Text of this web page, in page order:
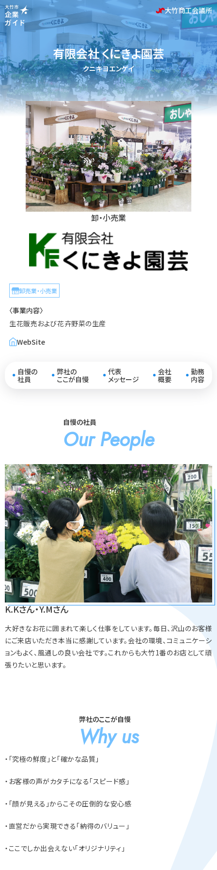
大竹商工会議所
有限会社 くにきよ園芸
クニキヨエンゲイ
卸・小売業
卸売業・小売業
〈事業内容〉
生花販売および花卉野菜の生産
WebSite
●
自慢の
社員
● 弊社の
ここが自慢
● 代表
メッセージ
● 会社
概要
● 勤務
内容
自慢の社員
Our People
K.Kさん・Y.Mさん
大好きなお花に囲まれて楽しく仕事をしています。毎日、沢山のお客様
にご来店いただき本当に感謝しています。会社の環境、コミュニケーシ
ョンもよく、風通しの良い会社です。これからも大竹1番のお店として頑
張りたいと思います。
弊社のここが自慢
Why us
・「究極の鮮度」と「確かな品質」
・お客様の声がカタチになる「スピード感」
・「顔が見える」からこその圧倒的な安心感
・直営だから実現できる「納得のバリュー」
・ここでしか出会えない「オリジナリティ」